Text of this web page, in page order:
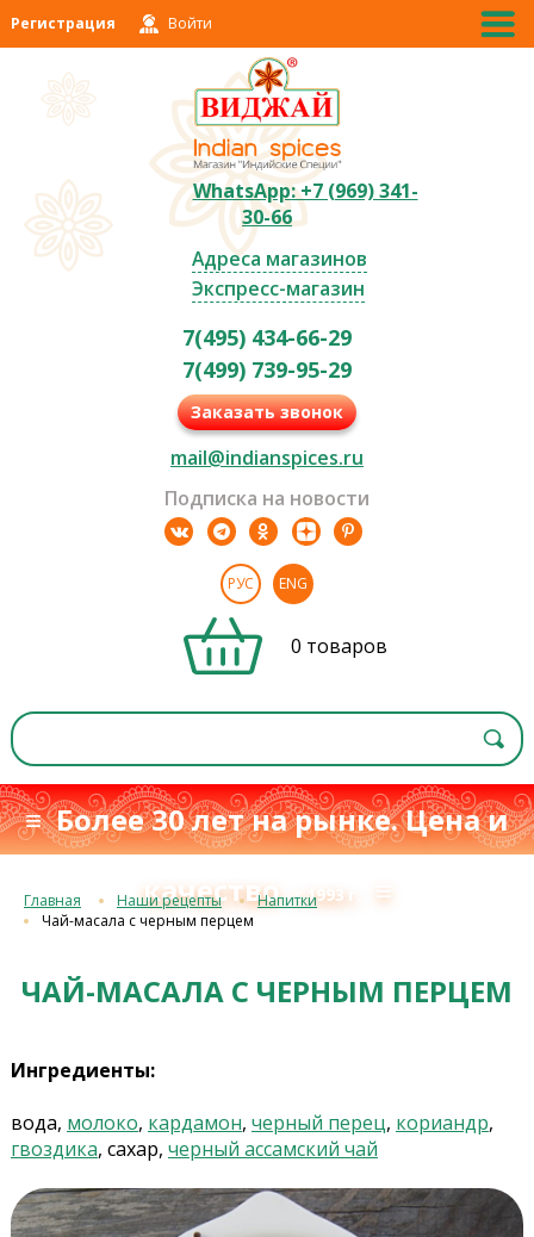
Регистрация Войти
WhatsApp: +7 (969) 341-
30-66
Адреса магазинов
Экспресс-магазин
7(495) 434-66-29
7(499) 739-95-29
Заказать звонок
mail@indianspices.ru
Подписка на новости
РУС ENG
0 товаров
≡ Более 30 лет на рынке. Цена и
качествос 1993 г. ≡
Главная Наши рецепты
Напитки
Чай-масала с черным перцем
ЧАЙ-МАСАЛА С ЧЕРНЫМ ПЕРЦЕМ
Ингредиенты:
вода, молоко, кардамон, черный перец, кориандр,
гвоздика, сахар, черный ассамский чай